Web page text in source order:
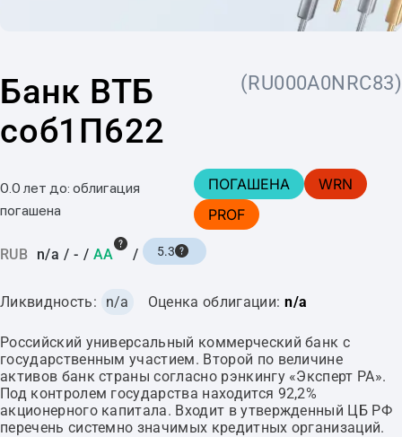
Банк ВТБ
соб1П622
(RU000A0NRC83)
0.0 лет до: облигация
погашена
ПОГАШЕНА
WRN
PROF
RUB n/a / - / AA / 5.3
Ликвидность: n/a Оценка облигации: n/a
Российский универсальный коммерческий банк с
государственным участием. Второй по величине
активов банк страны согласно рэнкингу «Эксперт РА».
Под контролем государства находится 92,2%
акционерного капитала. Входит в утвержденный ЦБ РФ
перечень системно значимых кредитных организаций.